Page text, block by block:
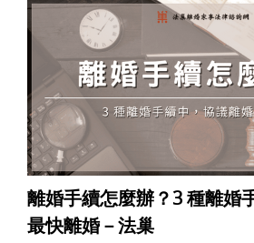
離婚手續怎麼辦？3 種離婚
最快離婚－法巢